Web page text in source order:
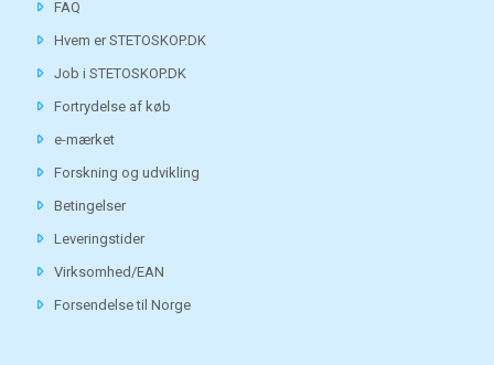
FAQ
Hvem er STETOSKOP.DK
Job i STETOSKOP.DK
Fortrydelse af køb
e-mærket
Forskning og udvikling
Betingelser
Leveringstider
Virksomhed/EAN
Forsendelse til Norge